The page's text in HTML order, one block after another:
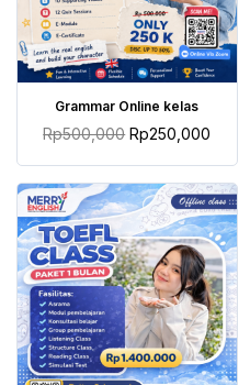
TAMBAH KE KERANJANG
Grammar Online kelas
Rp500,000 Rp250,000